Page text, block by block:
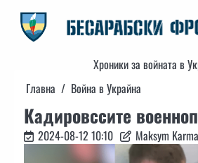
content
Хроники за войната в
Главна
Война в Украйна
Кадировссите
2024-08-12 10:10 Maksym